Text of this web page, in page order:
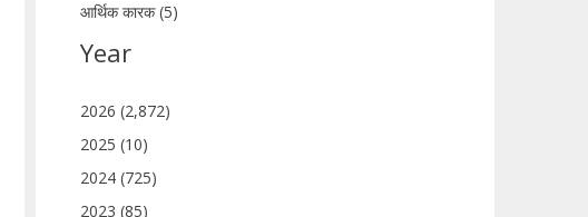
आर्थिक कारक (5)
Year
2026 (2,872)
2025 (10)
2024 (725)
2023 (85)